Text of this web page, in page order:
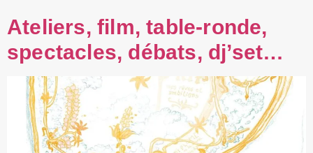
Ateliers, film, table-ronde,
spectacles, débats, dj’set…